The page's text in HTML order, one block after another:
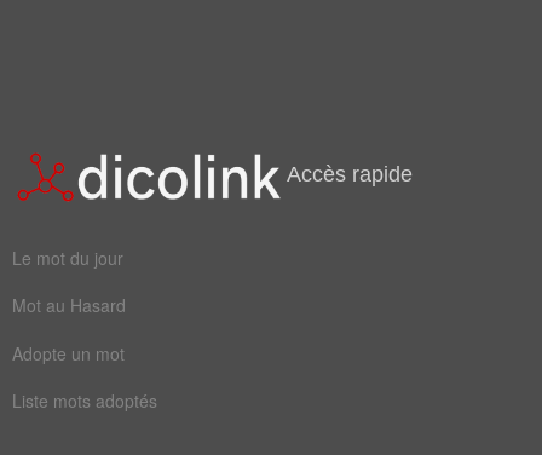
Accès rapide
Le mot du jour
Mot au Hasard
Adopte un mot
Liste mots adoptés